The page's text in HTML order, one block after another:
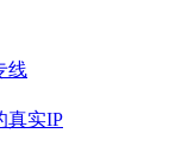
线
真实IP